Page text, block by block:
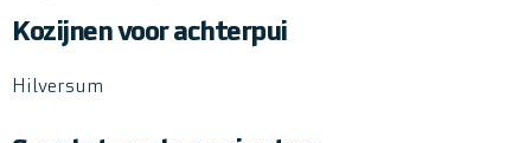
Kozijnen voor achterpui
Hilversum